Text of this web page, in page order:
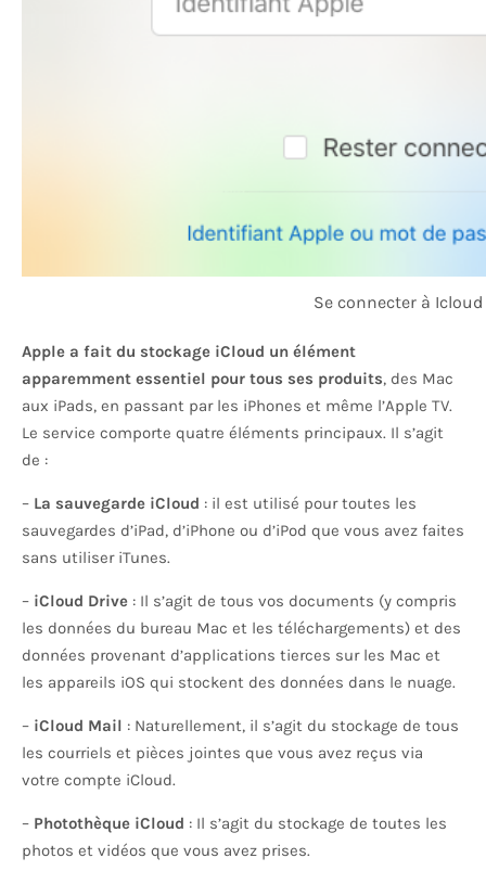
Se connecter à Icloud
Apple a fait du stockage iCloud un élément
apparemment essentiel pour tous ses produits, des Mac
aux iPads, en passant par les iPhones et même l’Apple TV.
Le service comporte quatre éléments principaux. Il s’agit
de :
– La sauvegarde iCloud : il est utilisé pour toutes les
sauvegardes d’iPad, d’iPhone ou d’iPod que vous avez faites
sans utiliser iTunes.
– iCloud Drive : Il s’agit de tous vos documents (y compris
les données du bureau Mac et les téléchargements) et des
données provenant d’applications tierces sur les Mac et
les appareils iOS qui stockent des données dans le nuage.
– iCloud Mail : Naturellement, il s’agit du stockage de tous
les courriels et pièces jointes que vous avez reçus via
votre compte iCloud.
– Photothèque iCloud : Il s’agit du stockage de toutes les
photos et vidéos que vous avez prises.